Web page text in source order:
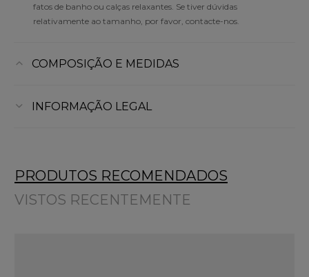
fatos de banho ou calças relaxantes. Se tiver dúvidas
relativamente ao tamanho, por favor, contacte-nos.
COMPOSIÇÃO E MEDIDAS
INFORMAÇÃO LEGAL
PRODUTOS RECOMENDADOS
VISTOS RECENTEMENTE